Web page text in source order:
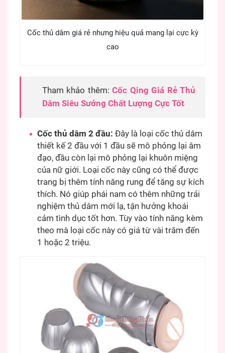
Cốc thủ dâm giá rẻ nhưng hiệu quả mang lại cực kỳ
cao
Tham khảo thêm:Cốc Qing Giá Rẻ Thủ
Dâm Siêu Sướng Chất Lượng Cực Tốt
Cốc thủ dâm 2 đầu: Đây là loại cốc thủ dâm
thiết kế 2 đầu với 1 đầu sẽ mô phỏng lại âm
đạo, đầu còn lại mô phỏng lại khuôn miệng
của nữ giới. Loại cốc này cũng có thể được
trang bị thêm tính năng rung để tăng sự kích
thích. Nó giúp phái nam có thêm những trải
nghiệm thủ dâm mới lạ, tận hưởng khoái
cảm tình dục tốt hơn. Tùy vào tính năng kèm
theo mà loại cốc này có giá từ vài trăm đến
1 hoặc 2 triệu.